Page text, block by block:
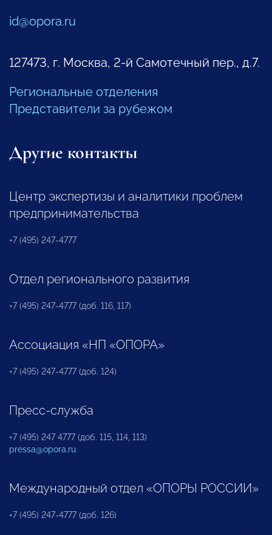
id@opora.ru
127473, г. Москва, 2-й Самотечный пер., д.7.
Региональные отделения
Представители за рубежом
Другие контакты
Центр экспертизы и аналитики проблем
предпринимательства
+7 (495) 247-4777
Отдел регионального развития
+7 (495) 247-4777 (доб. 116, 117)
Ассоциация «НП «ОПОРА»
+7 (495) 247-4777 (доб. 124)
Пресс-служба
+7 (495) 247 4777 (доб. 115, 114, 113)
pressa@opora.ru
Международный отдел «ОПОРЫ РОССИИ»
+7 (495) 247-4777 (доб. 126)